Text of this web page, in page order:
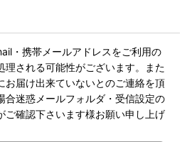
・携帯メールアドレスをご利用の
理される可能性がございます。また
お届け出来ていないとのご連絡を頂
合迷惑メールフォルダ・受信設定の
ご確認下さいます様お願い申し上げ